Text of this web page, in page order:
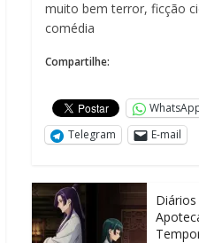
muito bem terror, ficção
comédia
Compartilhe:
Telegram
E-mail